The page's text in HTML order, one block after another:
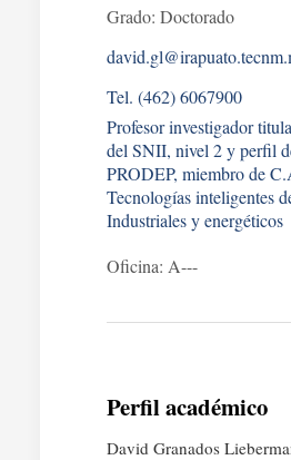
Grado: Doctorado
Tel. (462) 6067900
Profesor investigador
del SNII, nivel 2 y perfil
PRODEP, miembro de
Tecnologías inteligentes
Industriales y energéticos
Oficina: A---
Perfil académico
David Granados